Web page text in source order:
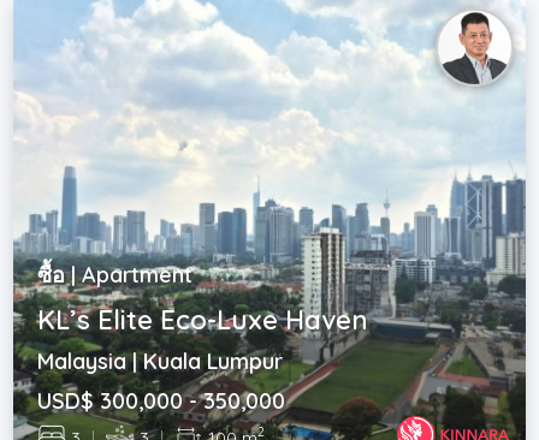
ซื้อ | Apartment
KL’s Elite Eco-Luxe Haven
Malaysia | Kuala Lumpur
USD$ 300,000 - 350,000
2